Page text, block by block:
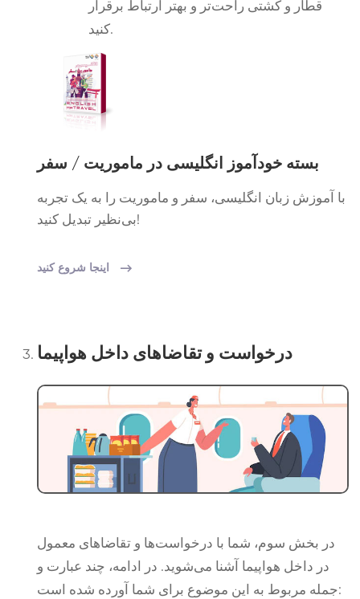
قطار و کشتی راحت‌تر و بهتر ارتباط برقرار
کنید.
بسته خودآموز انگلیسی در ماموریت / سفر
با آموزش زبان انگلیسی، سفر و ماموریت را به یک تجربه
بی‌نظیر تبدیل کنید!
اینجا شروع کنید
درخواست و تقاضاهای داخل هواپیما
در بخش سوم، شما با درخواست‌ها و تقاضاهای معمول
در داخل هواپیما آشنا می‌شوید. در ادامه، چند عبارت و
جمله مربوط به این موضوع برای شما آورده شده است: